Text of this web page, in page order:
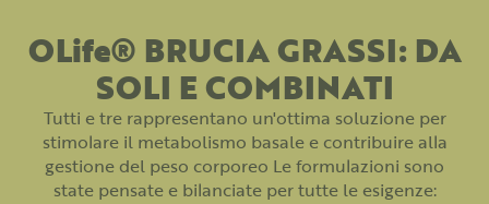
OLife® BRUCIA GRASSI: DA
SOLI E COMBINATI
Tutti e tre rappresentano un'ottima soluzione per
stimolare il metabolismo basale e contribuire alla
gestione del peso corporeo Le formulazioni sono
state pensate e bilanciate per tutte le esigenze: